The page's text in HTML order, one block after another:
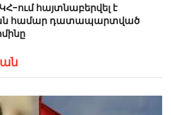
ում հայտնաբերվել է
համար դատապարտված